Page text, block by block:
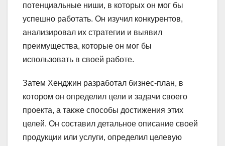
потенциальные ниши, в которых он мог бы
успешно работать. Он изучил конкурентов,
анализировал их стратегии и выявил
преимущества, которые он мог бы
использовать в своей работе.
Затем Хенджин разработал бизнес-план, в
котором он определил цели и задачи своего
проекта, а также способы достижения этих
целей. Он составил детальное описание своей
продукции или услуги, определил целевую